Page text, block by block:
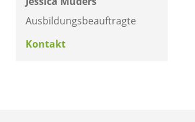
Ausbildungsbeauftragte
Kontakt